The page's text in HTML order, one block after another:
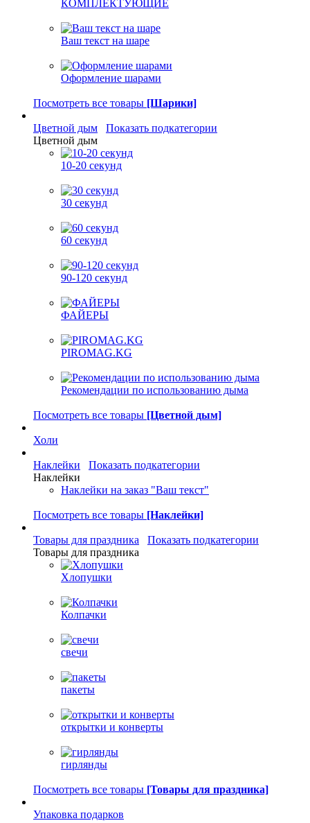
КОМПЛЕКТУЮЩИЕ
Ваш текст на шаре
Оформление шарами
Посмотреть все товары [Шарики]
Цветной дым
Показать подкатегории
Цветной дым
10-20 секунд
30 секунд
60 секунд
90-120 секунд
ФАЙЕРЫ
PIROMAG.KG
Рекомендации по использованию дыма
Посмотреть все товары [Цветной дым]
Холи
Наклейки
Показать подкатегории
Наклейки
Наклейки на заказ "Ваш текст"
Посмотреть все товары [Наклейки]
Товары для праздника
Показать подкатегории
Товары для праздника
Хлопушки
Колпачки
свечи
пакеты
открытки и конверты
гирлянды
Посмотреть все товары [Товары для праздника]
Упаковка подарков